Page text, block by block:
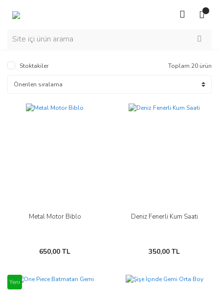
Stoktakiler Toplam 20 ürün
Metal Motor Biblo
650,00 TL
Deniz Fenerli Kum Saati
350,00 TL
Yeni